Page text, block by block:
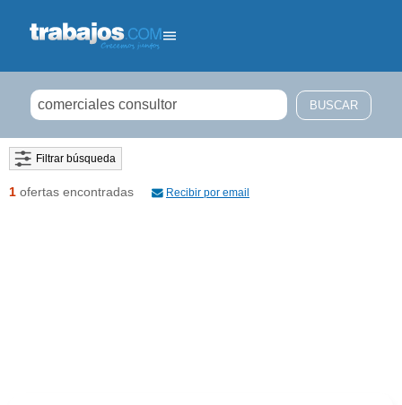
Filtrar búsqueda
1 ofertas encontradas Recibir por email